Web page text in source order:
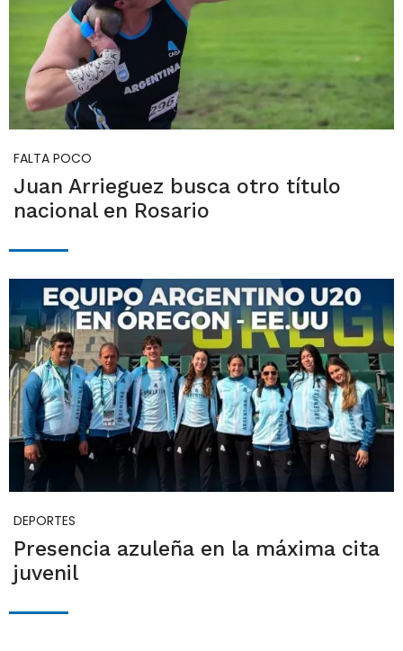
FALTA POCO
Juan Arrieguez busca otro título
nacional en Rosario
DEPORTES
Presencia azuleña en la máxima cita
juvenil